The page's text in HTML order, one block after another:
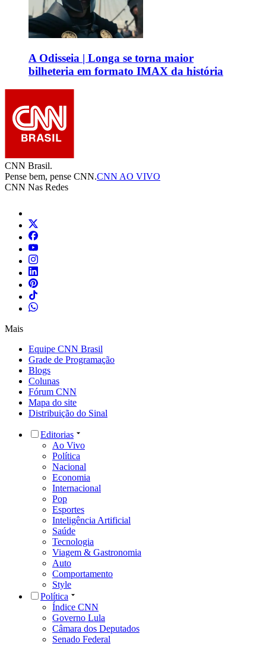
A Odisseia | Longa se torna maior
bilheteria em formato IMAX da história
CNN Brasil.
Pense bem, pense CNN.CNN AO VIVO
CNN Nas Redes
Mais
Equipe CNN Brasil
Grade de Programação
Blogs
Colunas
Fórum CNN
Mapa do site
Distribuição do Sinal
Editorias
Ao Vivo
Política
Nacional
Economia
Internacional
Pop
Esportes
Inteligência Artificial
Saúde
Tecnologia
Viagem & Gastronomia
Auto
Comportamento
Style
Política
Índice CNN
Governo Lula
Câmara dos Deputados
Senado Federal